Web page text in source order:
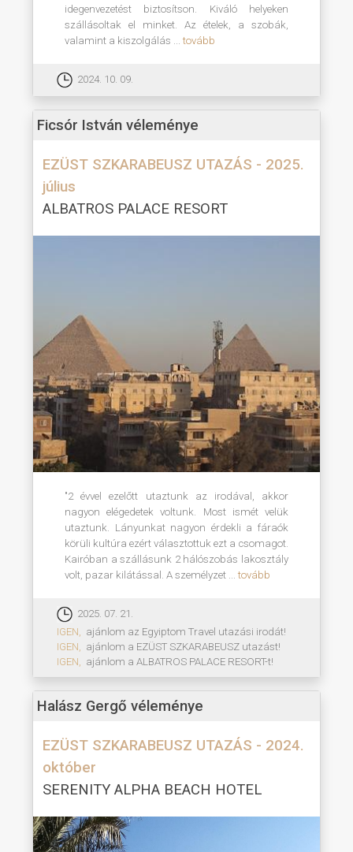
idegenvezetést biztosítson. Kiváló helyeken
szállásoltak el minket. Az ételek, a szobák,
valamint a kiszolgálás ... tovább
2024. 10. 09.
Ficsór István véleménye
EZÜST SZKARABEUSZ UTAZÁS - 2025.
július
ALBATROS PALACE RESORT
"2 évvel ezelőtt utaztunk az irodával, akkor
nagyon elégedetek voltunk. Most ismét velük
utaztunk. Lányunkat nagyon érdekli a fáraók
körüli kultúra ezért választottuk ezt a csomagot.
Kairóban a szállásunk 2 hálószobás lakosztály
volt, pazar kilátással. A személyzet ... tovább
2025. 07. 21.
IGEN,
ajánlom az Egyiptom Travel utazási irodát!
IGEN,
ajánlom a EZÜST SZKARABEUSZ utazást!
IGEN,
ajánlom a ALBATROS PALACE RESORT-t!
Halász Gergő véleménye
EZÜST SZKARABEUSZ UTAZÁS - 2024.
október
SERENITY ALPHA BEACH HOTEL